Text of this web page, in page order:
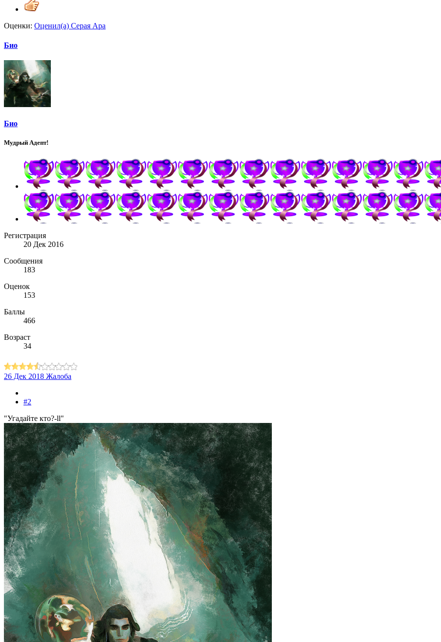
Оценки: Оценил(а) Серая Ара
Био
Био
Мудрый Адепт!
Регистрация
20 Дек 2016
Сообщения
183
Оценок
153
Баллы
466
Возраст
34
26 Дек 2018 Жалоба
#2
"Угадайте кто?-ll"